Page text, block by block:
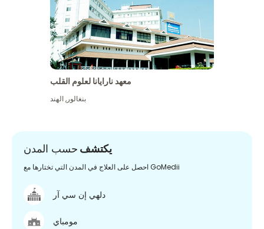
معهد نارايانا لعلوم القلب
بنغالور,الهند
يكتشف حسب المدن
احصل على العلاج في المدن التي تختارها مع GoMedii
دلهي إن سي آر
مومباي